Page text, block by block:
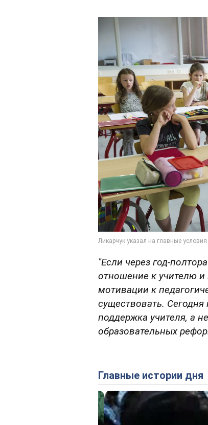
"Если через год-
отношение к учителю
мотивации к
существовать.
поддержка учителя, а
образовательных
Главные истории дня